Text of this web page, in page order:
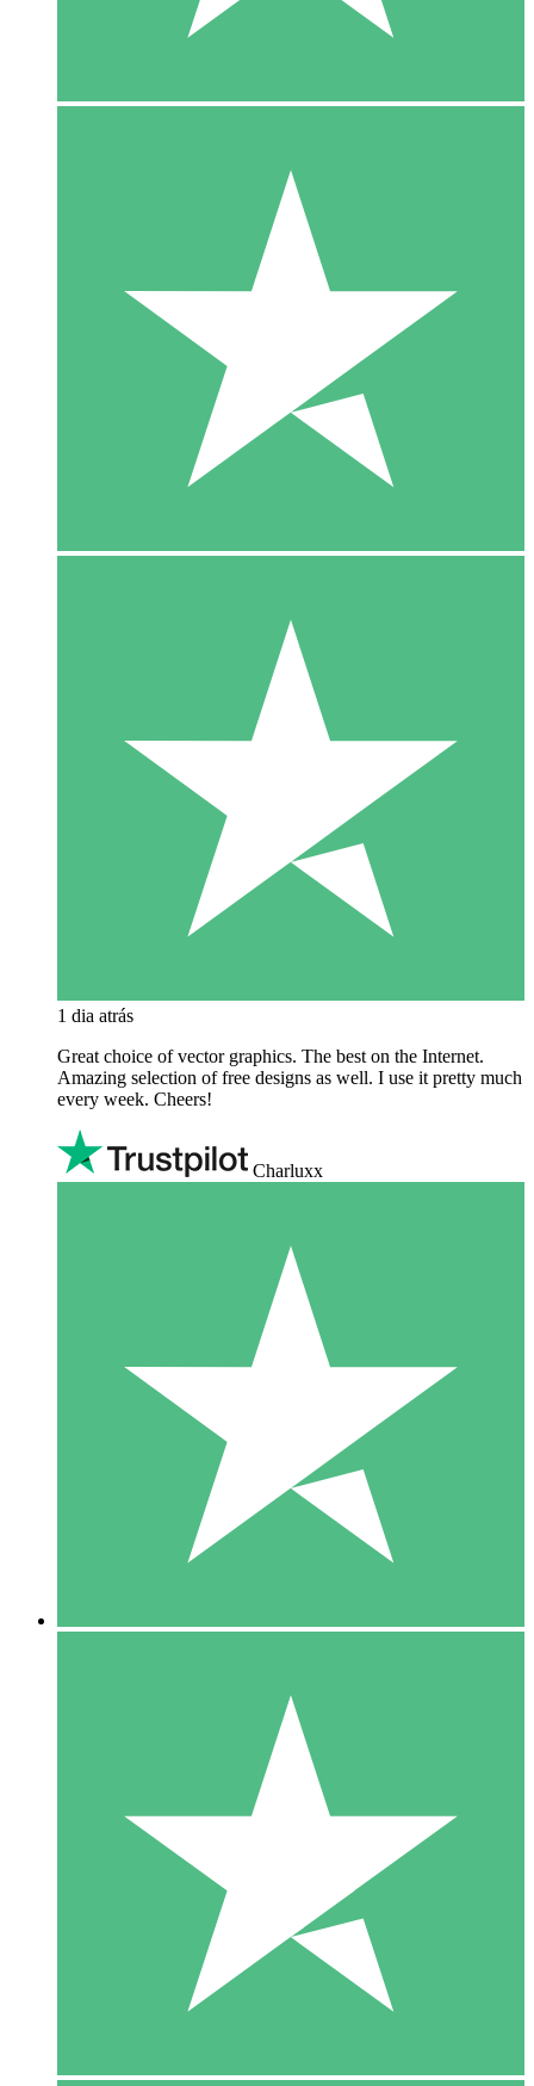
1 dia atrás
Great choice of vector graphics. The best on the Internet.
Amazing selection of free designs as well. I use it pretty much
every week. Cheers!
Charluxx